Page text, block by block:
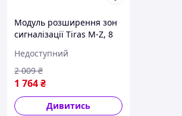
Модуль розширення зон
сигналізації Tiras M-Z, 8
Недоступний
1 764₴
2 009 ₴
Дивитись